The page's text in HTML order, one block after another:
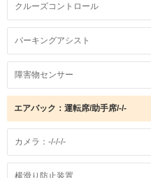
クルーズコントロール
パーキングアシスト
障害物センサー
エアバック：運転席/助手席/-/-
カメラ：-/-/-/-
横滑り防止装置